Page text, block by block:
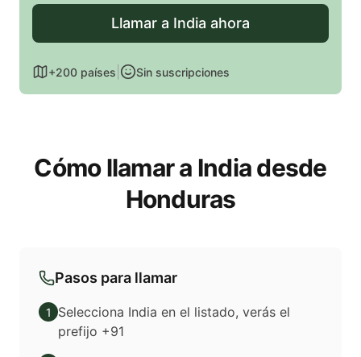
Llamar a India ahora
+200 países Sin suscripciones
Cómo llamar a India desde
Honduras
Pasos para llamar
1
Selecciona India en el listado, verás el
prefijo +91